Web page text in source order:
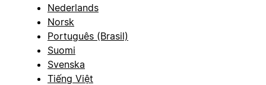
Nederlands
Norsk
Português (Brasil)
Suomi
Svenska
Tiếng Việt